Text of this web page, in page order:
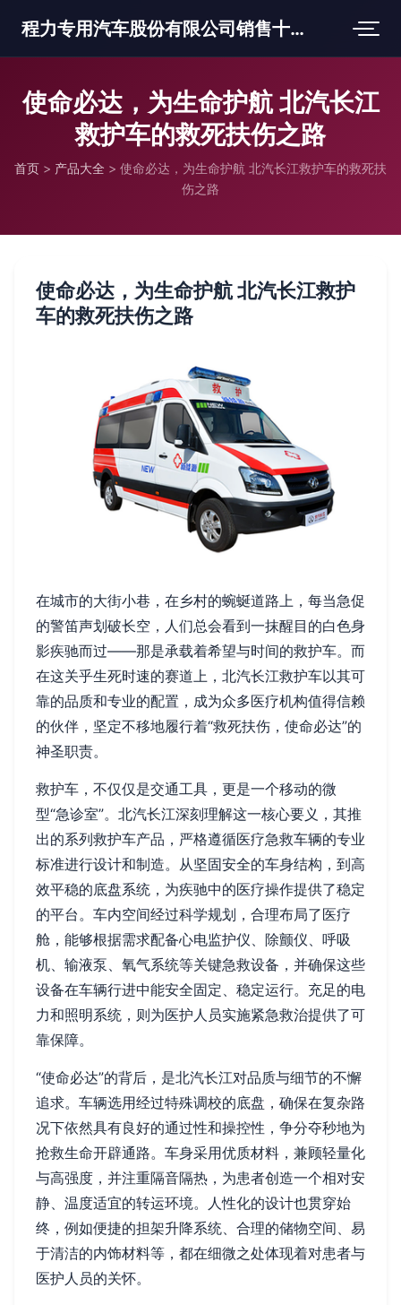
程力专用汽车股份有限公司销售十三分公司
使命必达，为生命护航 北汽长江
救护车的救死扶伤之路
首页 > 产品大全 > 使命必达，为生命护航 北汽长江救护车的救死扶
伤之路
使命必达，为生命护航 北汽长江救护
车的救死扶伤之路
在城市的大街小巷，在乡村的蜿蜒道路上，每当急促
的警笛声划破长空，人们总会看到一抹醒目的白色身
影疾驰而过——那是承载着希望与时间的救护车。而
在这关乎生死时速的赛道上，北汽长江救护车以其可
靠的品质和专业的配置，成为众多医疗机构值得信赖
的伙伴，坚定不移地履行着“救死扶伤，使命必达”的
神圣职责。
救护车，不仅仅是交通工具，更是一个移动的微
型“急诊室”。北汽长江深刻理解这一核心要义，其推
出的系列救护车产品，严格遵循医疗急救车辆的专业
标准进行设计和制造。从坚固安全的车身结构，到高
效平稳的底盘系统，为疾驰中的医疗操作提供了稳定
的平台。车内空间经过科学规划，合理布局了医疗
舱，能够根据需求配备心电监护仪、除颤仪、呼吸
机、输液泵、氧气系统等关键急救设备，并确保这些
设备在车辆行进中能安全固定、稳定运行。充足的电
力和照明系统，则为医护人员实施紧急救治提供了可
靠保障。
“使命必达”的背后，是北汽长江对品质与细节的不懈
追求。车辆选用经过特殊调校的底盘，确保在复杂路
况下依然具有良好的通过性和操控性，争分夺秒地为
抢救生命开辟通路。车身采用优质材料，兼顾轻量化
与高强度，并注重隔音隔热，为患者创造一个相对安
静、温度适宜的转运环境。人性化的设计也贯穿始
终，例如便捷的担架升降系统、合理的储物空间、易
于清洁的内饰材料等，都在细微之处体现着对患者与
医护人员的关怀。